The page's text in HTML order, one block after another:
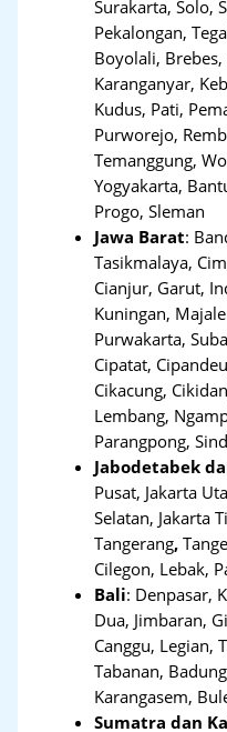
Surakarta, Solo,
Pekalongan,
Boyolali,
Karanganyar,
Kudus, Pati,
Purworejo,
Temanggung,
Yogyakarta,
Progo, Sleman
Jawa Barat:
Tasikmalaya,
Cianjur, Garut,
Kuningan,
Purwakarta,
Cipatat,
Cikacung,
Lembang,
Parangpong,
Jabodetabek
Pusat, Jakarta
Selatan, Jakarta
Tangerang,
Cilegon, Lebak,
Bali: Denpasar,
Dua, Jimbaran,
Canggu, Legian,
Tabanan,
Karangasem,
Sumatra dan